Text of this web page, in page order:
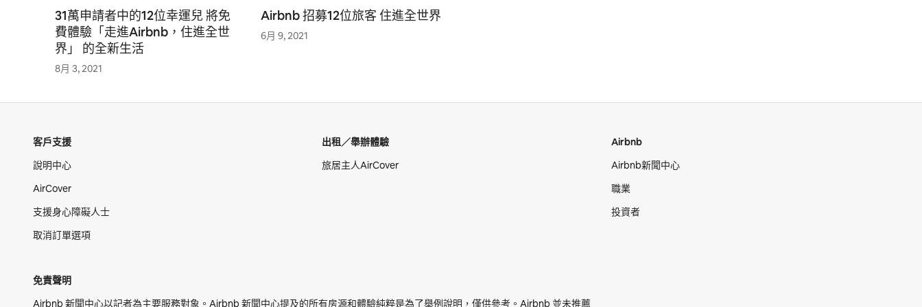
31萬申請者中的12位幸運兒 將免
費體驗「走進Airbnb，住進全世
界」 的全新生活
8月 3, 2021
Airbnb 招募12位旅客 住進全世界
6月 9, 2021
客戶支援
說明中心
AirCover
支援身心障礙人士
取消訂單選項
出租／舉辦體驗
旅居主人AirCover
Airbnb
Airbnb新聞中心
職業
投資者
免責聲明
Airbnb 新聞中心以記者為主要服務對象。Airbnb 新聞中心提及的所有房源和體驗純粹是為了舉例說明，僅供參考。Airbnb 並未推薦